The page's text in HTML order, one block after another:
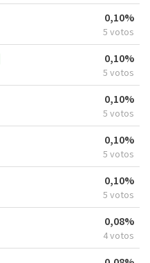
0,10%
5 votos
0,10%
5 votos
0,10%
5 votos
0,10%
5 votos
0,10%
5 votos
0,08%
4 votos